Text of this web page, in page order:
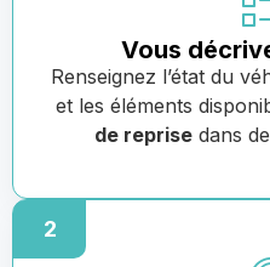
Vous
Renseignez l’état du
et les éléments
de reprisedans
2